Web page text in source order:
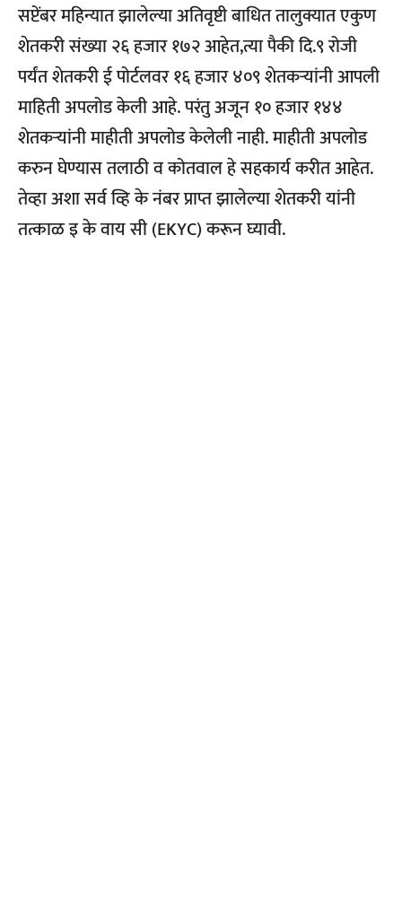
सप्टेंबर महिन्यात झालेल्या अतिवृष्टी बाधित तालुक्यात एकुण
शेतकरी संख्या २६ हजार १७२ आहेत,त्या पैकी दि.९ रोजी
पर्यंत शेतकरी ई पोर्टलवर १६ हजार ४०९ शेतकऱ्यांनी आपली
माहिती अपलोड केली आहे. परंतु अजून १० हजार १४४
शेतकऱ्यांनी माहीती अपलोड केलेली नाही. माहीती अपलोड
करुन घेण्यास तलाठी व कोतवाल हे सहकार्य करीत आहेत.
तेव्हा अशा सर्व व्हि के नंबर प्राप्त झालेल्या शेतकरी यांनी
तत्काळ इ के वाय सी (EKYC) करून घ्यावी.